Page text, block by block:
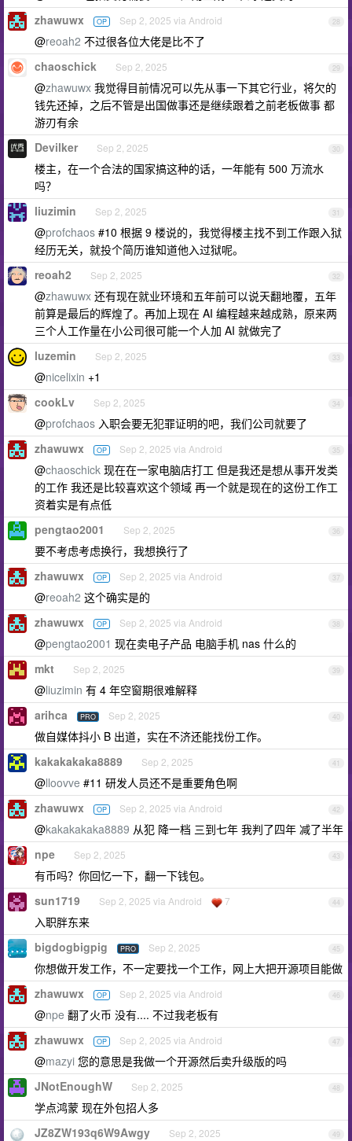
28
zhawuwx OP Sep 2, 2025 via Android
@reoah2 不过很各位大佬是比不了
29
chaoschick Sep 2, 2025
@zhawuwx 我觉得目前情况可以先从事一下其它行业，将欠的
钱先还掉，之后不管是出国做事还是继续跟着之前老板做事 都
游刃有余
30
Devilker Sep 2, 2025
楼主，在一个合法的国家搞这种的话，一年能有 500 万流水
吗？
31
liuzimin Sep 2, 2025
@profchaos #10 根据 9 楼说的，我觉得楼主找不到工作跟入狱
经历无关，就投个简历谁知道他入过狱呢。
32
reoah2 Sep 2, 2025
@zhawuwx 还有现在就业环境和五年前可以说天翻地覆，五年
前算是最后的辉煌了。再加上现在 AI 编程越来越成熟，原来两
三个人工作量在小公司很可能一个人加 AI 就做完了
33
luzemin Sep 2, 2025
@nicelixin +1
34
cookLv Sep 2, 2025
@profchaos 入职会要无犯罪证明的吧，我们公司就要了
35
zhawuwx OP Sep 2, 2025 via Android
@chaoschick 现在在一家电脑店打工 但是我还是想从事开发类
的工作 我还是比较喜欢这个领域 再一个就是现在的这份工作工
资着实是有点低
36
pengtao2001 Sep 2, 2025
要不考虑考虑换行，我想换行了
37
zhawuwx OP Sep 2, 2025 via Android
@reoah2 这个确实是的
38
zhawuwx OP Sep 2, 2025 via Android
@pengtao2001 现在卖电子产品 电脑手机 nas 什么的
39
mkt Sep 2, 2025
@liuzimin 有 4 年空窗期很难解释
40
arihca PRO Sep 2, 2025
做自媒体抖小 B 出道，实在不济还能找份工作。
41
kakakakaka8889 Sep 2, 2025
@lloovve #11 研发人员还不是重要角色啊
42
zhawuwx OP Sep 2, 2025 via Android
@kakakakaka8889 从犯 降一档 三到七年 我判了四年 减了半年
43
npe Sep 2, 2025
有币吗？你回忆一下，翻一下钱包。
44
sun1719 Sep 2, 2025 via Android 7
入职胖东来
45
bigdogbigpig PRO Sep 2, 2025
你想做开发工作，不一定要找一个工作，网上大把开源项目能做
46
zhawuwx OP Sep 2, 2025 via Android
@npe 翻了火币 没有.... 不过我老板有
47
zhawuwx OP Sep 2, 2025 via Android
@mazyi 您的意思是我做一个开源然后卖升级版的吗
48
JNotEnoughW Sep 2, 2025
学点鸿蒙 现在外包招人多
49
JZ8ZW193q6W9Awgy Sep 2, 2025